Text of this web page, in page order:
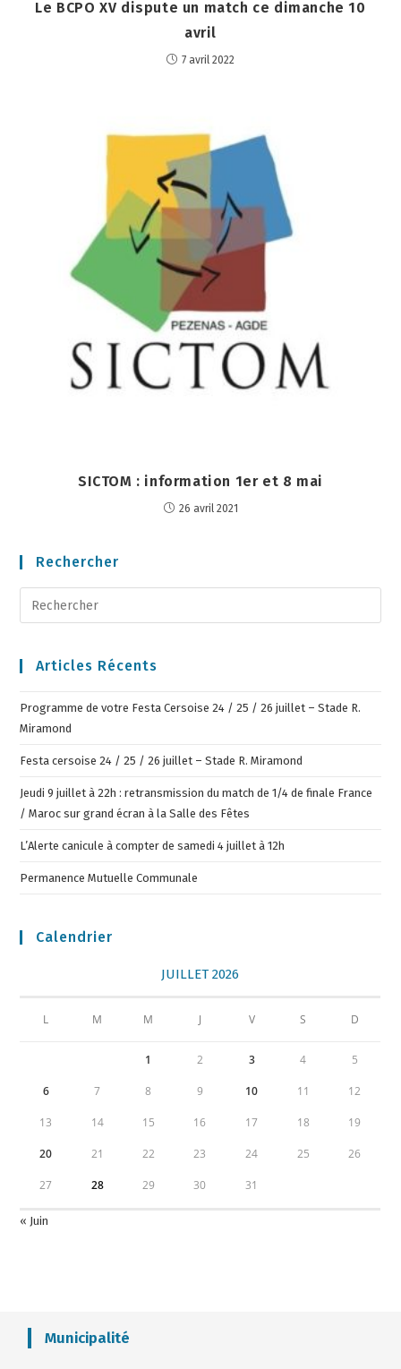
Le BCPO XV dispute un match ce dimanche 10
avril
7 avril 2022
SICTOM : information 1er et 8 mai
26 avril 2021
Rechercher
Articles Récents
Programme de votre Festa Cersoise 24 / 25 / 26 juillet – Stade R.
Miramond
Festa cersoise 24 / 25 / 26 juillet – Stade R. Miramond
Jeudi 9 juillet à 22h : retransmission du match de 1/4 de finale France
/ Maroc sur grand écran à la Salle des Fêtes
L’Alerte canicule à compter de samedi 4 juillet à 12h
Permanence Mutuelle Communale
Calendrier
JUILLET 2026
L M M J V S D
1 2 3 4 5
6 7 8 9 10 11 12
13 14 15 16 17 18 19
20 21 22 23 24 25 26
27 28 29 30 31
« Juin
Municipalité